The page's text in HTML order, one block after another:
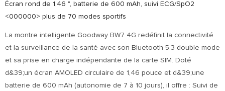
Écran rond de 1,46 ", batterie de 600 mAh, suivi ECG/SpO2
<000000> plus de 70 modes sportifs
La montre intelligente Goodway BW7 4G redéfinit la connectivité
et la surveillance de la santé avec son Bluetooth 5.3 double mode
et sa prise en charge indépendante de la carte SIM. Doté
d&39;un écran AMOLED circulaire de 1,46 pouce et d&39;une
batterie de 600 mAh (autonomie de 7 à 10 jours), il offre : Suivi de